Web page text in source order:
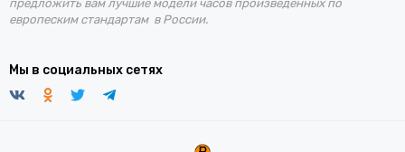
предложить вам лучшие модели часов произведенных по
европеским стандартам в России.
Мы в социальных сетях